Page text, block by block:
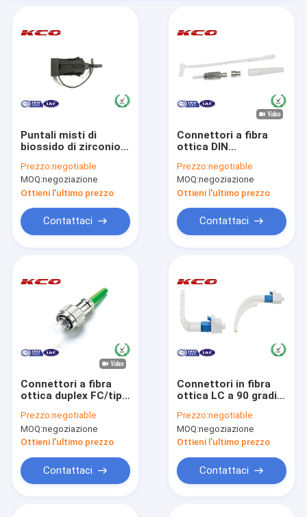
Puntali misti di
biossido di zirconio
dell'Assemblea a
fibra ottica duplex
del connettore
Prezzo:negotiable
MOQ:negoziazione
Ottieni l'ultimo prezzo
Contattaci
Connettori a fibra
ottica DIN
di connettori a fibra
ottica DIN UPC
Prezzo:negotiable
MOQ:negoziazione
Ottieni l'ultimo prezzo
Contattaci
Connettori a fibra
ottica duplex FC/tipo
dell'APC per il cavo a
fibre ottiche di ottica
Prezzo:negotiable
MOQ:negoziazione
Ottieni l'ultimo prezzo
Contattaci
Connettori in fibra
ottica LC a 90 gradi,
ottica LC regolabile
Prezzo:negotiable
MOQ:negoziazione
Ottieni l'ultimo prezzo
Contattaci